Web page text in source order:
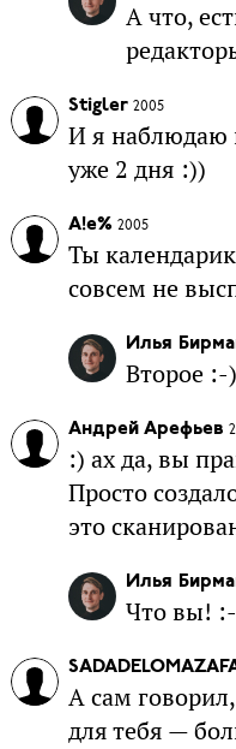
А что,
Stigler 2005
И я наблюдаю
уже 2 дня :))
A!e% 2005
Ты
совсем не
Илья
Второе :-)
Андрей Арефьев
:) ах да, вы
Просто
это
Илья
Что вы!
А сам
для тебя —